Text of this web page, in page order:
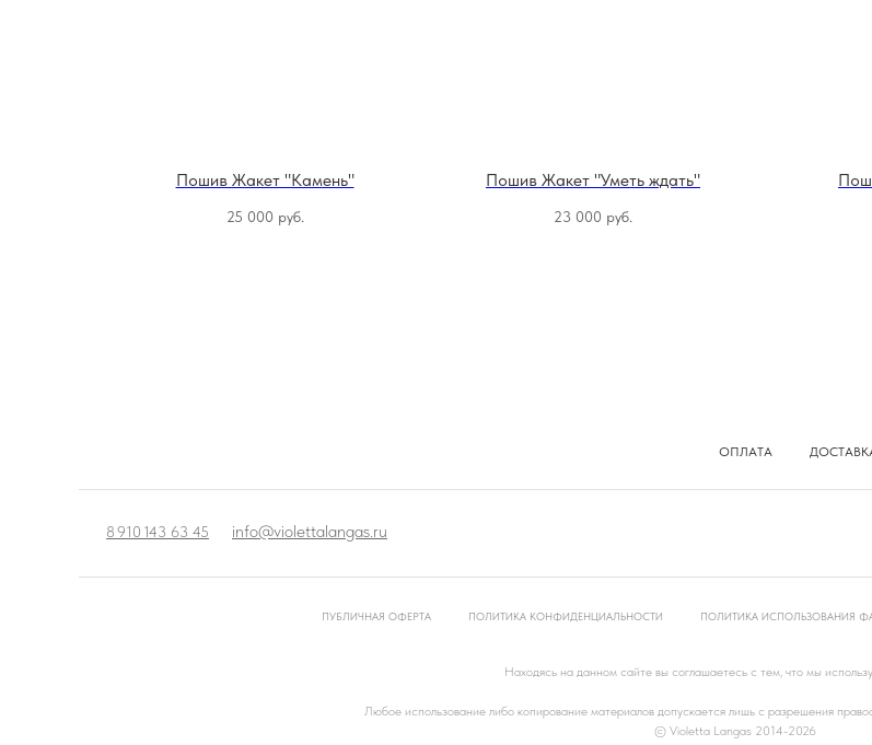
Пошив Жакет "Камень"
25 000 руб.
Пошив Жакет "Уметь ждать"
23 000 руб.
ОПЛАТА
8 910 143 63 45 info@violettalangas.ru
ПУБЛИЧНАЯ ОФЕРТА ПОЛИТИКА КОНФИДЕНЦИАЛЬНОСТИ ПОЛИТИКА ИСПОЛЬЗОВАНИЯ
Находясь на данном сайте вы соглашаетесь с тем, что мы
Любое использование либо копирование материалов допускается лишь с разрешения
© Violetta Langas 2014-2026